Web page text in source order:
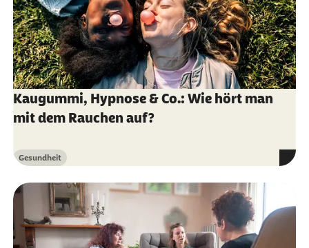
Kaugummi, Hypnose & Co.: Wie hört man
mit dem Rauchen auf?
Kategorie
Gesundheit